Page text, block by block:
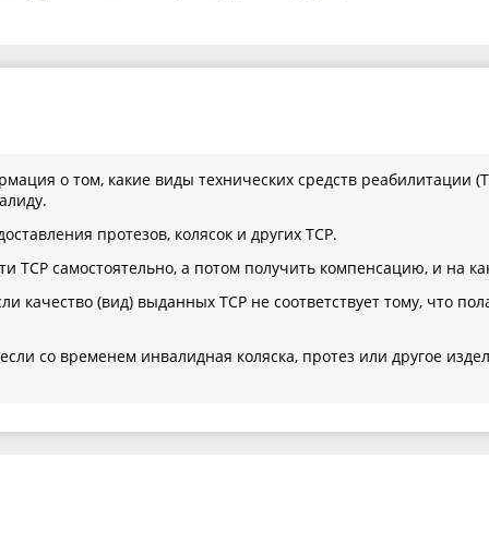
о том, какие виды технических средств реабилитации
протезов, колясок и других ТСР.
ТСР самостоятельно, а потом получить компенсацию, и на
качество (вид) выданных ТСР не соответствует тому, что
со временем инвалидная коляска, протез или другое